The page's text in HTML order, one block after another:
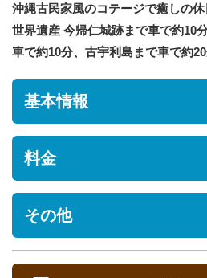
沖縄古民家風のコテージで癒しの休
世界遺産 今帰仁城跡まで車で約10
車で約10分、古宇利島まで車で約20
基本情報
住所
沖縄県国頭郡今帰仁村今泊3543
駐車場
[あり] 無料 1台
営業時間
料金
※ご予約時に既にキャンセル料発生
ぎている場合には、ご予約受付後よ
その他
ペット